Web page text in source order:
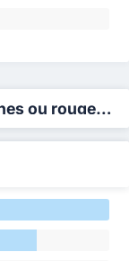
ou rouges ?